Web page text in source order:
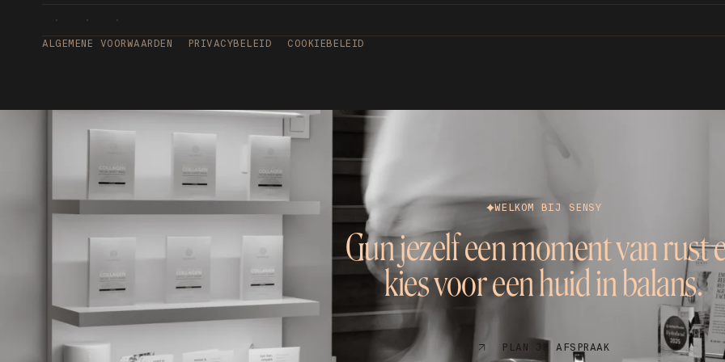
ALGEMENE VOORWAARDEN PRIVACYBELEID COOKIEBELEID
WELKOM BIJ SENSY
Gun jezelf een moment van rust
kies voor een huid in balans.
PLAN JE AFSPRAAK